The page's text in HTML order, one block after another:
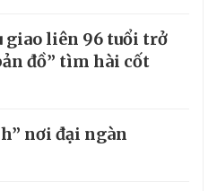
giao liên 96 tuổi trở
đồ” tìm hài cốt
nơi đại ngàn